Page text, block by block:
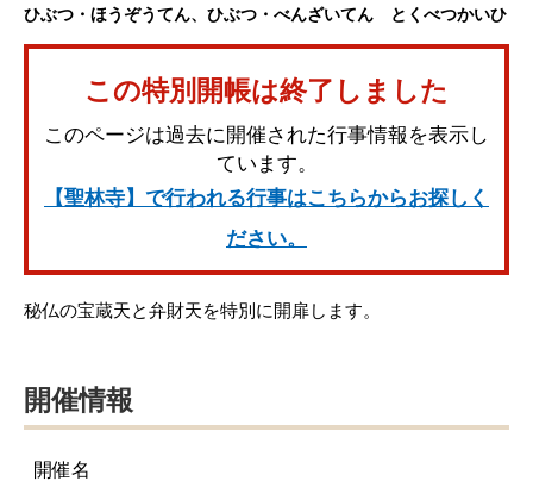
ひぶつ・ほうぞうてん、ひぶつ・べんざいてん とくべつかいひ
この特別開帳は終了しました
このページは過去に開催された行事情報を表示し
ています。
【聖林寺】で行われる行事はこちらからお探しく
ださい。
秘仏の宝蔵天と弁財天を特別に開扉します。
開催情報
開催名